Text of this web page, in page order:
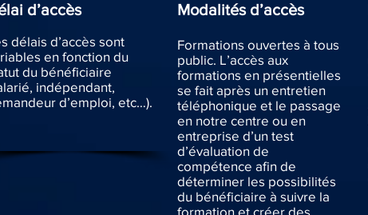
d’accès
délais d’accès sont
en fonction du
du bénéficiaire
indépendant,
d’emploi, etc…).
Modalités d’accès
Formations ouvertes à tous
public. L’accès aux
formations en présentielles
se fait après un entretien
téléphonique et le passage
en notre centre ou en
entreprise d’un test
d’évaluation de
compétence afin de
déterminer les possibilités
du bénéficiaire à suivre la
formation et créer des